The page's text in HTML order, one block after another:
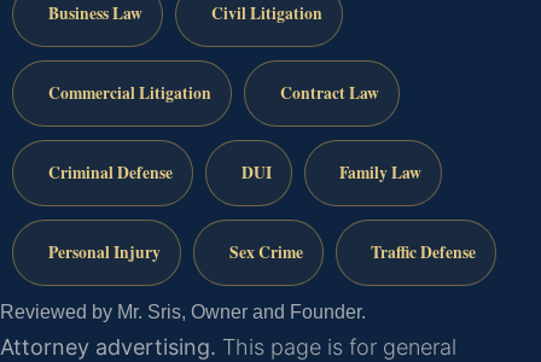
Business Law Civil Litigation
Commercial Litigation Contract Law
Criminal Defense DUI Family Law
Personal Injury Sex Crime Traffic Defense
Reviewed by Mr. Sris, Owner and Founder.
Attorney advertising. This page is for general